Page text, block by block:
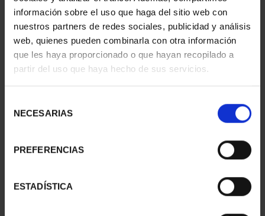
información sobre el uso que haga del sitio web con
nuestros partners de redes sociales, publicidad y análisis
web, quienes pueden combinarla con otra información
que les haya proporcionado o que hayan recopilado a
partir del uso que haya hecho de sus servicios.
NECESARIAS
PREFERENCIAS
ESTADÍSTICA
€16.94 €84.70
RAILWAYS - TGV